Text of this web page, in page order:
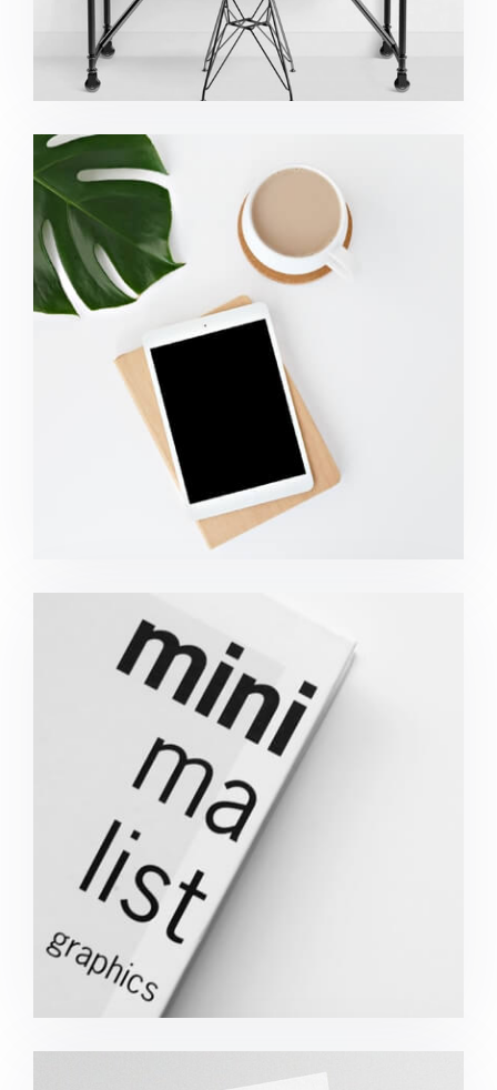
Coffee Tropical Vibes
Minimalist Graphics Book